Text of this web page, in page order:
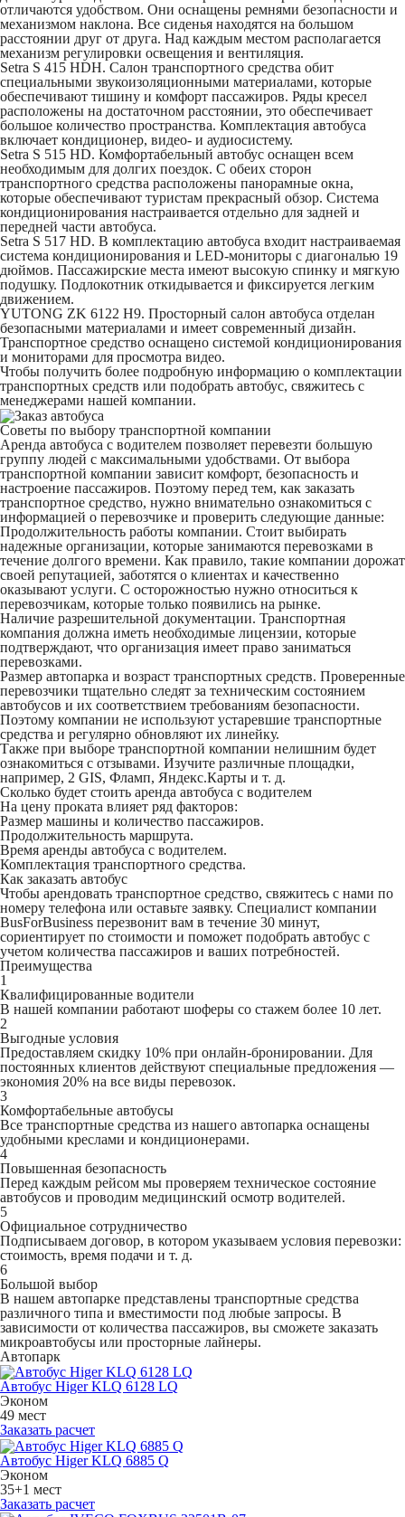
отличаются удобством. Они оснащены ремнями безопасности и
механизмом наклона. Все сиденья находятся на большом
расстоянии друг от друга. Над каждым местом располагается
механизм регулировки освещения и вентиляция.
Setra S 415 HDH. Салон транспортного средства обит
специальными звукоизоляционными материалами, которые
обеспечивают тишину и комфорт пассажиров. Ряды кресел
расположены на достаточном расстоянии, это обеспечивает
большое количество пространства. Комплектация автобуса
включает кондиционер, видео- и аудиосистему.
Setra S 515 HD. Комфортабельный автобус оснащен всем
необходимым для долгих поездок. С обеих сторон
транспортного средства расположены панорамные окна,
которые обеспечивают туристам прекрасный обзор. Система
кондиционирования настраивается отдельно для задней и
передней части автобуса.
Setra S 517 HD. В комплектацию автобуса входит настраиваемая
система кондиционирования и LED-мониторы с диагональю 19
дюймов. Пассажирские места имеют высокую спинку и мягкую
подушку. Подлокотник откидывается и фиксируется легким
движением.
YUTONG ZK 6122 H9. Просторный салон автобуса отделан
безопасными материалами и имеет современный дизайн.
Транспортное средство оснащено системой кондиционирования
и мониторами для просмотра видео.
Чтобы получить более подробную информацию о комплектации
транспортных средств или подобрать автобус, свяжитесь с
менеджерами нашей компании.
Советы по выбору транспортной компании
Аренда автобуса с водителем позволяет перевезти большую
группу людей с максимальными удобствами. От выбора
транспортной компании зависит комфорт, безопасность и
настроение пассажиров. Поэтому перед тем, как заказать
транспортное средство, нужно внимательно ознакомиться с
информацией о перевозчике и проверить следующие данные:
Продолжительность работы компании. Стоит выбирать
надежные организации, которые занимаются перевозками в
течение долгого времени. Как правило, такие компании дорожат
своей репутацией, заботятся о клиентах и качественно
оказывают услуги. С осторожностью нужно относиться к
перевозчикам, которые только появились на рынке.
Наличие разрешительной документации. Транспортная
компания должна иметь необходимые лицензии, которые
подтверждают, что организация имеет право заниматься
перевозками.
Размер автопарка и возраст транспортных средств. Проверенные
перевозчики тщательно следят за техническим состоянием
автобусов и их соответствием требованиям безопасности.
Поэтому компании не используют устаревшие транспортные
средства и регулярно обновляют их линейку.
Также при выборе транспортной компании нелишним будет
ознакомиться с отзывами. Изучите различные площадки,
например, 2 GIS, Фламп, Яндекс.Карты и т. д.
Сколько будет стоить аренда автобуса с водителем
На цену проката влияет ряд факторов:
Размер машины и количество пассажиров.
Продолжительность маршрута.
Время аренды автобуса с водителем.
Комплектация транспортного средства.
Как заказать автобус
Чтобы арендовать транспортное средство, свяжитесь с нами по
номеру телефона или оставьте заявку. Специалист компании
BusForBusiness перезвонит вам в течение 30 минут,
сориентирует по стоимости и поможет подобрать автобус с
учетом количества пассажиров и ваших потребностей.
Преимущества
1
Квалифицированные водители
В нашей компании работают шоферы со стажем более 10 лет.
2
Выгодные условия
Предоставляем скидку 10% при онлайн-бронировании. Для
постоянных клиентов действуют специальные предложения —
экономия 20% на все виды перевозок.
3
Комфортабельные автобусы
Все транспортные средства из нашего автопарка оснащены
удобными креслами и кондиционерами.
4
Повышенная безопасность
Перед каждым рейсом мы проверяем техническое состояние
автобусов и проводим медицинский осмотр водителей.
5
Официальное сотрудничество
Подписываем договор, в котором указываем условия перевозки:
стоимость, время подачи и т. д.
6
Большой выбор
В нашем автопарке представлены транспортные средства
различного типа и вместимости под любые запросы. В
зависимости от количества пассажиров, вы сможете заказать
микроавтобусы или просторные лайнеры.
Автопарк
Автобус Higer KLQ 6128 LQ
Эконом
49 мест
Заказать расчет
Автобус Higer KLQ 6885 Q
Эконом
35+1 мест
Заказать расчет